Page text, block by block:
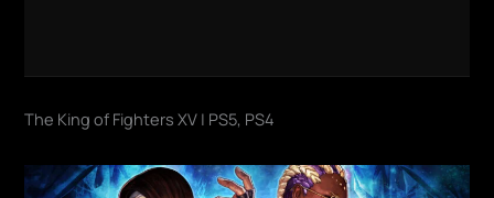
The King of Fighters XV | PS5, PS4